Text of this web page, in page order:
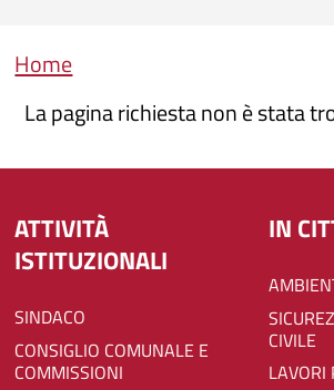
Briciole di pane
Home
La pagina richiesta non è stata
ATTIVITÀ
ISTITUZIONALI
SINDACO
CONSIGLIO COMUNALE E
COMMISSIONI
IN
SICUREZZA E PROTEZIONE
CIVILE